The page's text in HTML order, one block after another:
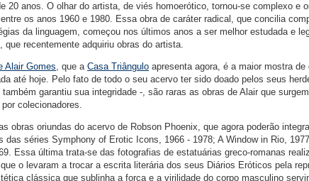
20 anos. O olhar do artista, de viés homoerótico, tornou-se complexo e
os anos 1960 e 1980. Essa obra de caráter radical, que concilia
da linguagem, começou nos últimos anos a ser melhor estudada e
recentemente adquiriu obras do artista.
Alair Gomes, que a Casa Triângulo apresenta agora, é a maior mostra de
até hoje. Pelo fato de todo o seu acervo ter sido doado pelos seus
garantiu sua integridade -, são raras as obras de Alair que
colecionadores.
obras oriundas do acervo de Robson Phoenix, que agora poderão
das séries Symphony of Erotic Icons, 1966 - 1978; A Window in Rio,
Essa última trata-se das fotografias de estatuárias greco-romanas
o levaram a trocar a escrita literária dos seus Diários Eróticos pela
clássica que sublinha a força e a virilidade do corpo masculino